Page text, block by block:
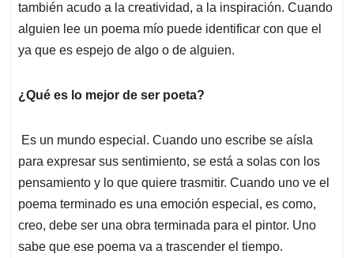
también acudo a la creatividad, a la inspiración. Cuando
alguien lee un poema mío puede identificar con que el
ya que es espejo de algo o de alguien.
¿Qué es lo mejor de ser poeta?
Es un mundo especial. Cuando uno escribe se aísla
para expresar sus sentimiento, se está a solas con los
pensamiento y lo que quiere trasmitir. Cuando uno ve el
poema terminado es una emoción especial, es como,
creo, debe ser una obra terminada para el pintor. Uno
sabe que ese poema va a trascender el tiempo.